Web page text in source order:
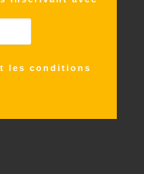
les conditions